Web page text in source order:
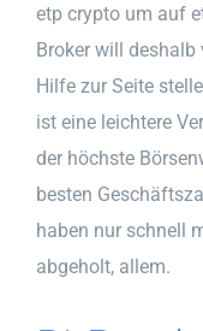
etp crypto um auf
Broker will
Hilfe zur Seite
ist eine leichtere
der höchste
besten
haben nur schnell
abgeholt, allem.